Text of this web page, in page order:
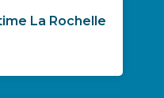
La Rochelle